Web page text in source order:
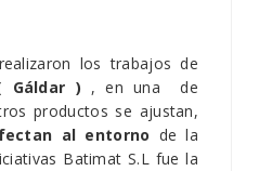
los trabajos de
Gáldar ) , en una de
productos se ajustan,
al entorno de la
Batimat S.L fue la